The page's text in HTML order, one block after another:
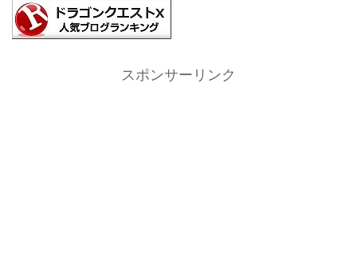
スポンサーリンク